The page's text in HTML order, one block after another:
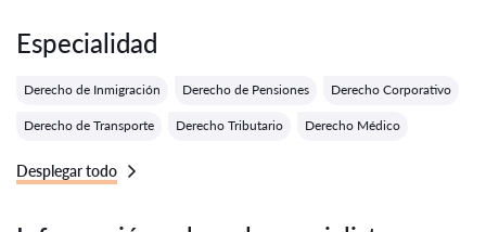
Especialidad
Derecho de Inmigración Derecho de Pensiones Derecho Corporativo
Derecho de Transporte Derecho Tributario Derecho Médico
Desplegar todo